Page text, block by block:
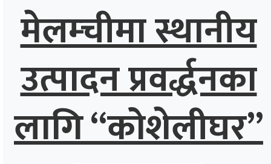
मेलम्चीमा स्थानीय
उत्पादन प्रवर्द्धनका
लागि “कोशेलीघर”